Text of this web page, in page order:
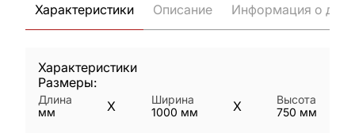
Характеристики Описание Информация о
Характеристики
Размеры:
Длина
мм
X
Ширина
1000 мм X
Высота
750 мм